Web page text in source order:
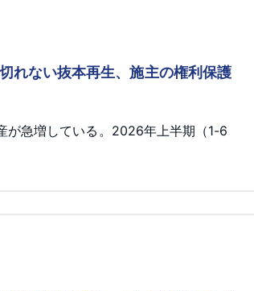
ない抜本再生、施主の権利保護
が急増している。2026年上半期（1-6